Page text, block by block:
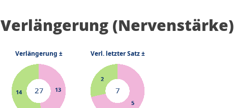
Verlängerung (Nervenstärke)